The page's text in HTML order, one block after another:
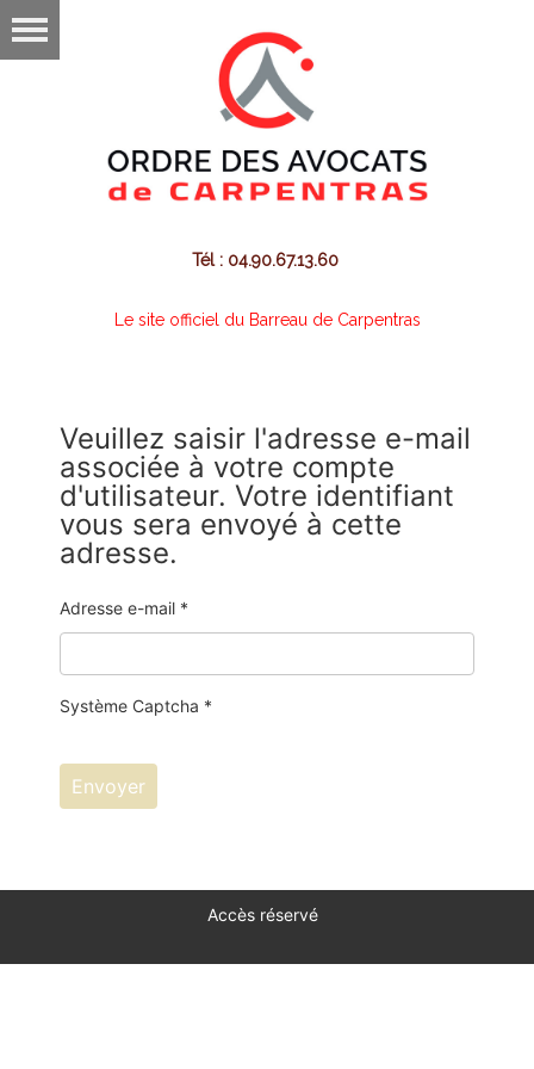
Tél : 04.90.67.13.60
Le site officiel du Barreau de Carpentras
Veuillez saisir l'adresse e-mail
associée à votre compte
d'utilisateur. Votre identifiant
vous sera envoyé à cette
adresse.
Adresse e-mail *
Système Captcha *
Envoyer
Accès réservé